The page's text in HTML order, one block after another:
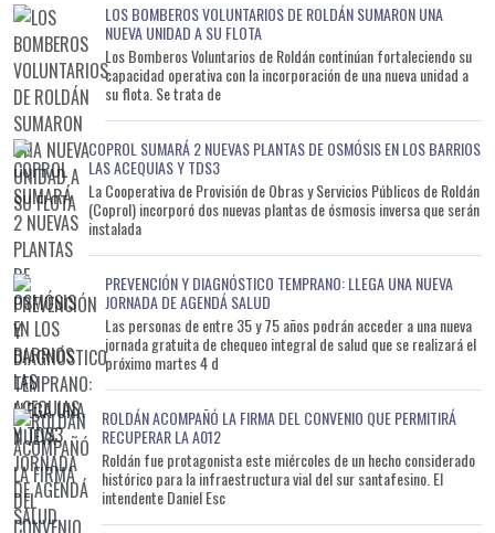
LOS BOMBEROS VOLUNTARIOS DE ROLDÁN SUMARON UNA
NUEVA UNIDAD A SU FLOTA
Los Bomberos Voluntarios de Roldán continúan fortaleciendo su
capacidad operativa con la incorporación de una nueva unidad a
su flota. Se trata de
COPROL SUMARÁ 2 NUEVAS PLANTAS DE OSMÓSIS EN LOS BARRIOS
LAS ACEQUIAS Y TDS3
La Cooperativa de Provisión de Obras y Servicios Públicos de Roldán
(Coprol) incorporó dos nuevas plantas de ósmosis inversa que serán
instalada
PREVENCIÓN Y DIAGNÓSTICO TEMPRANO: LLEGA UNA NUEVA
JORNADA DE AGENDÁ SALUD
Las personas de entre 35 y 75 años podrán acceder a una nueva
jornada gratuita de chequeo integral de salud que se realizará el
próximo martes 4 d
ROLDÁN ACOMPAÑÓ LA FIRMA DEL CONVENIO QUE PERMITIRÁ
RECUPERAR LA A012
Roldán fue protagonista este miércoles de un hecho considerado
histórico para la infraestructura vial del sur santafesino. El
intendente Daniel Esc